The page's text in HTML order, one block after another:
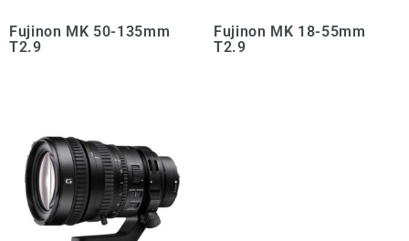
Fujinon MK 50-135mm
T2.9
Fujinon MK 18-55mm
T2.9